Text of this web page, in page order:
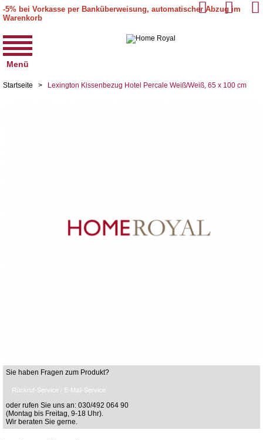
-5% bei Vorkasse per Banküberweisung, automatischer Abzug im
Warenkorb
Menü
Startseite > Lexington Kissenbezug Hotel Percale Weiß/Weiß, 65 x 100 cm
Sie haben Fragen zum Produkt?
Rückruf-Service / E-Mail-Service
oder rufen Sie uns an: 030/492 064 90
(Montag bis Freitag, 9-18 Uhr).
Wir beraten Sie gerne.